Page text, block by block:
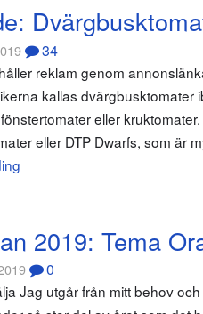
34
reklam genom
kallas dvärgbusktomater
eller
eller DTP Dwarfs, som är
2019: Tema
0
Jag utgår från mitt behov